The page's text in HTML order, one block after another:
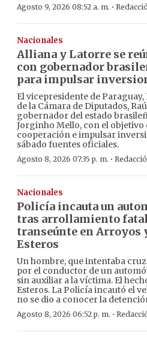
Agosto 9, 2026 08:52 a. m. ·
Nacionales
Alliana y Latorre se
con gobernador
para impulsar
El vicepresidente de
de la Cámara de Diputados,
gobernador del estado
Jorginho Mello, con el objetivo
cooperación e impulsar
sábado fuentes oficiales.
Agosto 8, 2026 07:35 p. m. ·
Nacionales
Policía incauta un
tras arrollamiento
transeúnte en Arroyos
Esteros
Un hombre, que intentaba
por el conductor de un
sin auxiliar a la víctima. El
Esteros. La Policía incautó el
no se dio a conocer la
Agosto 8, 2026 06:52 p. m. ·